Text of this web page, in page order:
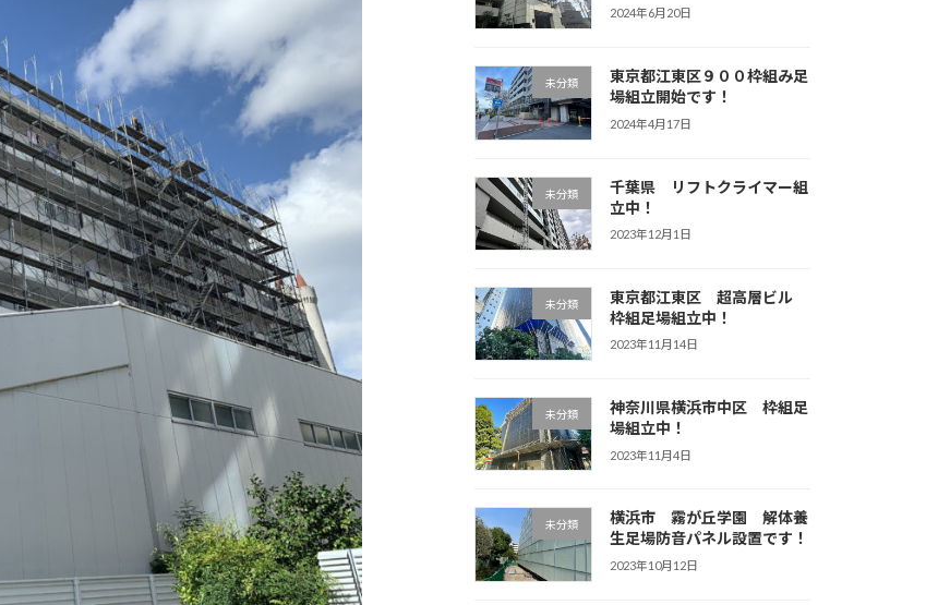
2024年6月20日
未分類
東京都江東区９００枠組み足
場組立開始です！
2024年4月17日
未分類
千葉県 リフトクライマー組
立中！
2023年12月1日
未分類
東京都江東区 超高層ビル
枠組足場組立中！
2023年11月14日
未分類
神奈川県横浜市中区 枠組足
場組立中！
2023年11月4日
未分類
横浜市 霧が丘学園 解体養
生足場防音パネル設置です！
2023年10月12日